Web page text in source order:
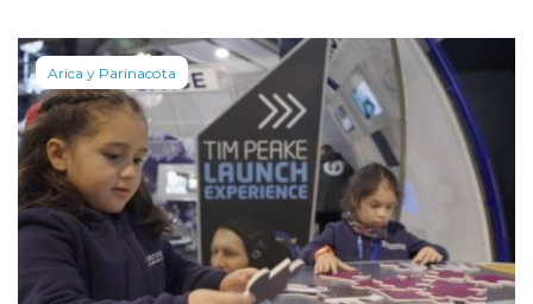
Arica y Parinacota